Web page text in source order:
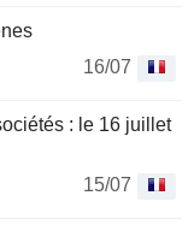
16/07
: le 16 juillet
15/07